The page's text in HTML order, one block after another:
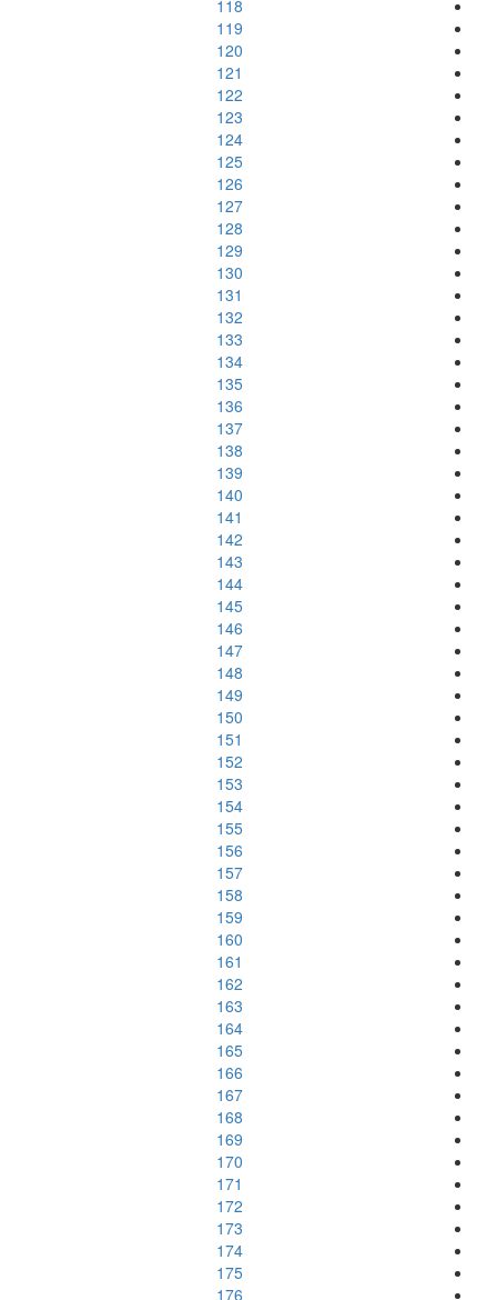
118
119
120
121
122
123
124
125
126
127
128
129
130
131
132
133
134
135
136
137
138
139
140
141
142
143
144
145
146
147
148
149
150
151
152
153
154
155
156
157
158
159
160
161
162
163
164
165
166
167
168
169
170
171
172
173
174
175
176